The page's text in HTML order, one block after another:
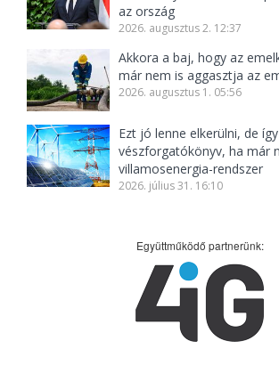
az ország
2026. augusztus 2. 12:37
Akkora a baj, hogy az
már nem is aggasztja az
2026. augusztus 1. 05:56
Ezt jó lenne elkerülni, de
vészforgatókönyv, ha már
villamosenergia-rendszer
2026. július 31. 16:10
Együttműködő partnerünk: